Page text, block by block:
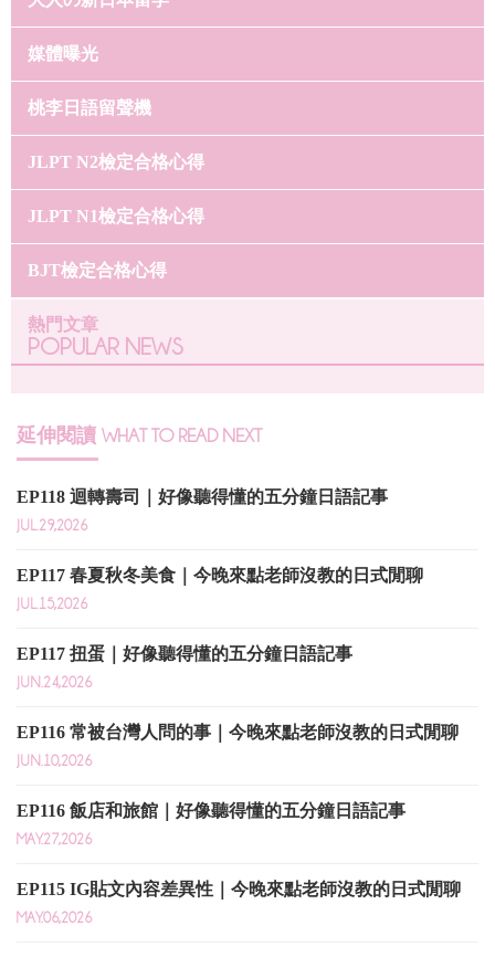
媒體曝光
桃李日語留聲機
JLPT N2檢定合格心得
JLPT N1檢定合格心得
BJT檢定合格心得
熱門文章
POPULAR NEWS
延伸閱讀 WHAT TO READ NEXT
EP118 迴轉壽司｜好像聽得懂的五分鐘日語記事
JUL.29,2026
EP117 春夏秋冬美食｜今晚來點老師沒教的日式閒聊
JUL.15,2026
EP117 扭蛋｜好像聽得懂的五分鐘日語記事
JUN.24,2026
EP116 常被台灣人問的事｜今晚來點老師沒教的日式閒聊
JUN.10,2026
EP116 飯店和旅館｜好像聽得懂的五分鐘日語記事
MAY.27,2026
EP115 IG貼文內容差異性｜今晚來點老師沒教的日式閒聊
MAY.06,2026